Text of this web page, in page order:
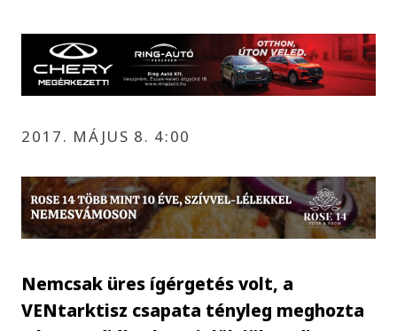
2017. MÁJUS 8. 4:00
Nemcsak üres ígérgetés volt, a
VENtarktisz csapata tényleg meghozta